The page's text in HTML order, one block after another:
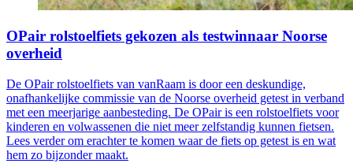
OPair rolstoelfiets gekozen als testwinnaar Noorse
overheid
De OPair rolstoelfiets van vanRaam is door een deskundige,
onafhankelijke commissie van de Noorse overheid getest in verband
met een meerjarige aanbesteding. De OPair is een rolstoelfiets voor
kinderen en volwassenen die niet meer zelfstandig kunnen fietsen.
Lees verder om erachter te komen waar de fiets op getest is en wat
hem zo bijzonder maakt.